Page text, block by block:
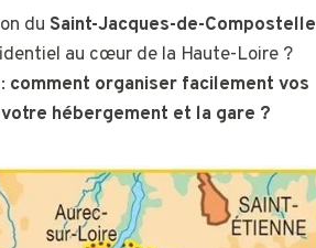
du Saint-Jacques-de-Compostelle
au cœur de la Haute-Loire ?
comment organiser facilement vos
hébergement et la gare ?